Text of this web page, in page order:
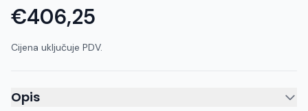
€406,25
Cijena uključuje PDV.
Opis